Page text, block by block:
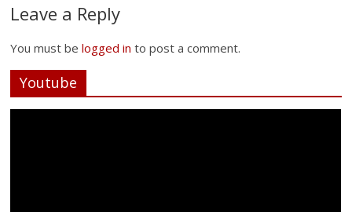
Leave a Reply
You must belogged in to post a comment.
Youtube